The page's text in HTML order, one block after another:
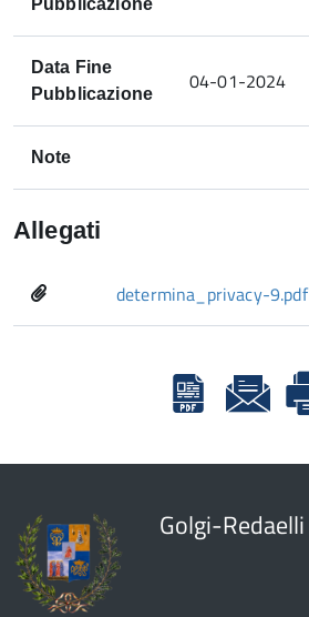
Pubblicazione
Data Fine
Pubblicazione
04-01-2024
Note
Allegati
determina_privacy-9.pdf
Golgi-Redaelli